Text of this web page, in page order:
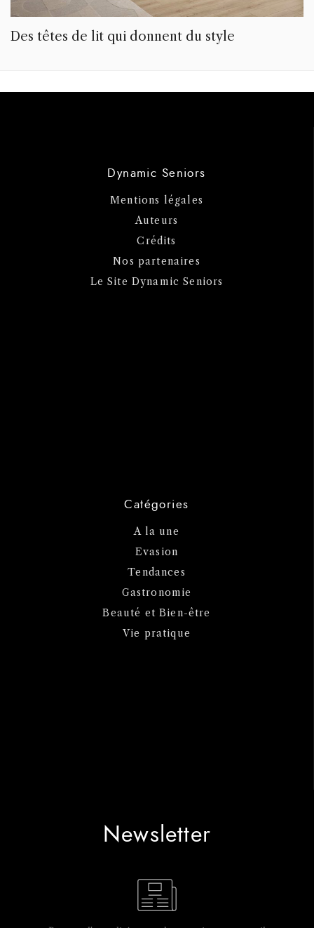
Des têtes de lit qui donnent du style
Dynamic Seniors
Mentions légales
Auteurs
Crédits
Nos partenaires
Le Site Dynamic Seniors
Catégories
A la une
Evasion
Tendances
Gastronomie
Beauté et Bien-être
Vie pratique
Newsletter